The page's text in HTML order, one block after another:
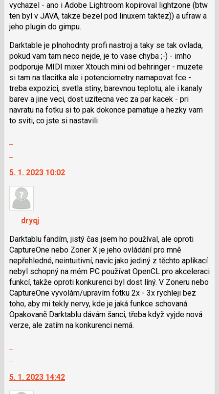
vychazel - ano i Adobe Lightroom kopiroval lightzone (btw
ten byl v JAVA, takze bezel pod linuxem taktez)) a ufraw a
jeho plugin do gimpu.
Darktable je plnohodnty profi nastroj a taky se tak ovlada,
pokud vam tam neco nejde, je to vase chyba ;-) - imho
podporuje MIDI mixer Xtouch mini od behringer - muzete
si tam na tlacitka ale i potenciometry namapovat fce -
treba expozici, svetla stiny, barevnou teplotu, ale i kanaly
barev a jine veci, dost uzitecna vec za par kacek - pri
navratu na fotku si to pak dokonce pamatuje a hezky vam
to sviti, co jste si nastavili
další
nový
názor.
navigaci
lze
použít
i
klávesy
N
pro
následující
a
P
pro
5. 1. 2023 10:02
dryqj
Darktablu fandím, jistý čas jsem ho používal, ale oproti
CaptureOne nebo Zoner X je jeho ovládání pro mně
nepřehledné, neintuitivní, navíc jako jediný z těchto aplikací
nebyl schopný na mém PC používat OpenCL pro akceleraci
funkcí, takže oproti konkurenci byl dost líný. V Zoneru nebo
CaptureOne vyvolám/upravím fotku 2x - 3x rychleji bez
toho, aby mi tekly nervy, kde je jaká funkce schovaná.
Opakovaně Darktablu dávám šanci, třeba když vyjde nová
verze, ale zatím na konkurenci nemá.
další
nový
5. 1. 2023 14:42